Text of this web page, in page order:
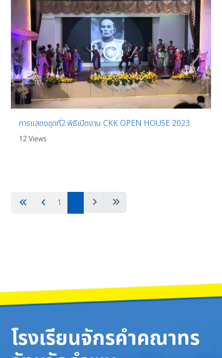
การแสดงชุดที่2 พิธีเปิดงาน CKK OPEN HOUSE 2023
12 Views
1
โรงเรียนจักรคำคณาทร